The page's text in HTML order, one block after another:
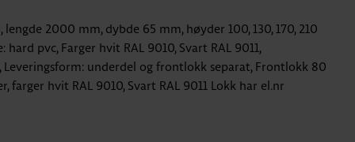
lengde 2000 mm, dybde 65 mm, høyder 100, 130, 170, 210
pvc, Farger hvit RAL 9010, Svart RAL 9011,
underdel og frontlokk separat, Frontlokk 80
farger hvit RAL 9010, Svart RAL 9011 Lokk har el.nr